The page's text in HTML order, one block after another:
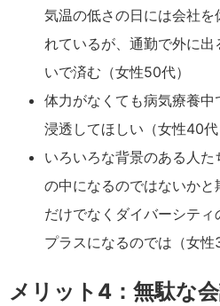
気温の低さの日には会社
れているが、通勤で外に
いで済む（女性50代）
体力がなくても病気療養
浸透してほしい（女性40代
いろいろな背景のある人
の中になるのではないか
だけでなくダイバーシテ
プラスになるのでは（女性
メリット4：無駄な